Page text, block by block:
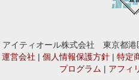
アイティオール株式会社 東京都
運営会社 | 個人情報保護方針 | 特定
プログラム | アフィ